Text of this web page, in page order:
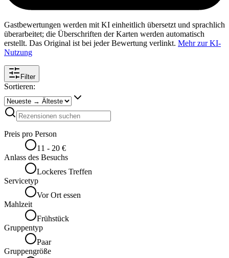
Gastbewertungen werden mit KI einheitlich übersetzt und sprachlich
überarbeitet; die Überschriften der Karten werden automatisch
erstellt. Das Original ist bei jeder Bewertung verlinkt. Mehr zur KI-
Nutzung
Filter
Sortieren:
Preis pro Person
11 - 20 €
Anlass des Besuchs
Lockeres Treffen
Servicetyp
Vor Ort essen
Mahlzeit
Frühstück
Gruppentyp
Paar
Gruppengröße